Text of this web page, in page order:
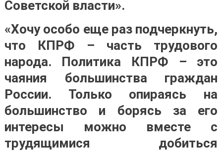
Советской власти».
«Хочу особо еще раз подчеркнуть,
что КПРФ – часть трудового
народа. Политика КПРФ – это
чаяния большинства граждан
России. Только опираясь на
большинство и борясь за его
интересы можно вместе с
трудящимися добиться